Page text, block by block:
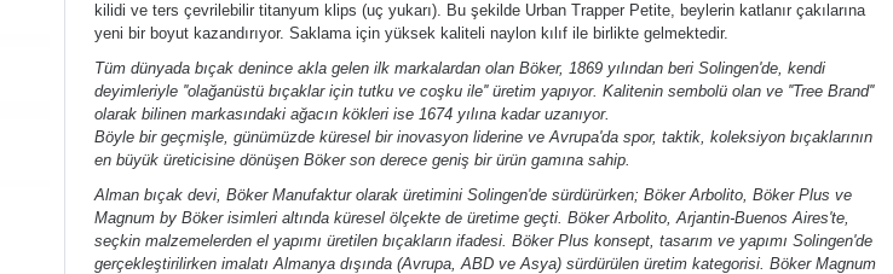
kilidi ve ters çevrilebilir titanyum klips (uç yukarı). Bu şekilde Urban Trapper Petite, beylerin katlanır çakılarına
yeni bir boyut kazandırıyor. Saklama için yüksek kaliteli naylon kılıf ile birlikte gelmektedir.
Tüm dünyada bıçak denince akla gelen ilk markalardan olan Böker, 1869 yılından beri Solingen'de, kendi
deyimleriyle ''olağanüstü bıçaklar için tutku ve coşku ile'' üretim yapıyor. Kalitenin sembolü olan ve ''Tree Brand''
olarak bilinen markasındaki ağacın kökleri ise 1674 yılına kadar uzanıyor.
Böyle bir geçmişle, günümüzde küresel bir inovasyon liderine ve Avrupa'da spor, taktik, koleksiyon bıçaklarının
en büyük üreticisine dönüşen Böker son derece geniş bir ürün gamına sahip.
Alman bıçak devi, Böker Manufaktur olarak üretimini Solingen'de sürdürürken; Böker Arbolito, Böker Plus ve
Magnum by Böker isimleri altında küresel ölçekte de üretime geçti. Böker Arbolito, Arjantin-Buenos Aires'te,
seçkin malzemelerden el yapımı üretilen bıçakların ifadesi. Böker Plus konsept, tasarım ve yapımı Solingen'de
gerçekleştirilirken imalatı Almanya dışında (Avrupa, ABD ve Asya) sürdürülen üretim kategorisi. Böker Magnum